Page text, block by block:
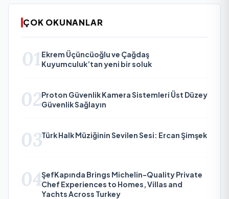
ÇOK OKUNANLAR
01 Ekrem Üçüncüoğlu ve Çağdaş
Kuyumculuk’tan yeni bir soluk
02Proton Güvenlik Kamera Sistemleri Üst Düzey
Güvenlik Sağlayın
03Türk Halk Müziğinin Sevilen Sesi: Ercan Şimşek
04ŞefKapında Brings Michelin-Quality Private
Chef Experiences to Homes, Villas and
Yachts Across Turkey